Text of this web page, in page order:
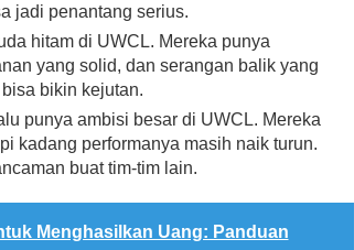
jadi penantang serius.
hitam di UWCL. Mereka punya
yang solid, dan serangan balik yang
bikin kejutan.
punya ambisi besar di UWCL. Mereka
kadang performanya masih naik turun.
buat tim-tim lain.
Menghasilkan Uang: Panduan